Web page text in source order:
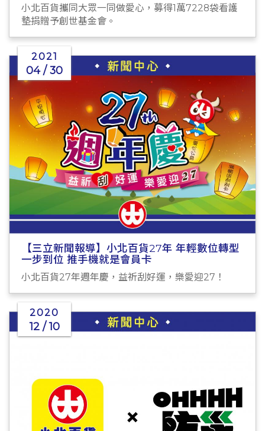
小北百貨攜同大眾一同做愛心，募得1萬7228袋看護
墊捐贈予創世基金會。
2021
04 / 30
【三立新聞報導】小北百貨27年 年輕數位轉型
一步到位 推手機就是會員卡
小北百貨27年週年慶，益祈刮好運，樂愛迎27！
2020
12 / 10